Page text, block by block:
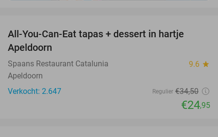
All-You-Can-Eat tapas + dessert in hartje
Apeldoorn
Spaans Restaurant Catalunia 9.6 star
Apeldoorn
Verkocht: 2.647
Regulier €34,50
€24,95